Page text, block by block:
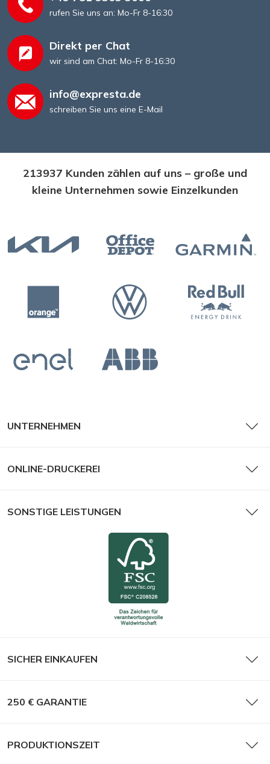
rufen Sie uns an: Mo-Fr 8-16:30
Direkt per Chat
wir sind am Chat: Mo-Fr 8-16:30
info@expresta.de
schreiben Sie uns eine E-Mail
213937 Kunden zählen auf uns – große und
kleine Unternehmen sowie Einzelkunden
UNTERNEHMEN
ONLINE-DRUCKEREI
SONSTIGE LEISTUNGEN
SICHER EINKAUFEN
250 € GARANTIE
PRODUKTIONSZEIT